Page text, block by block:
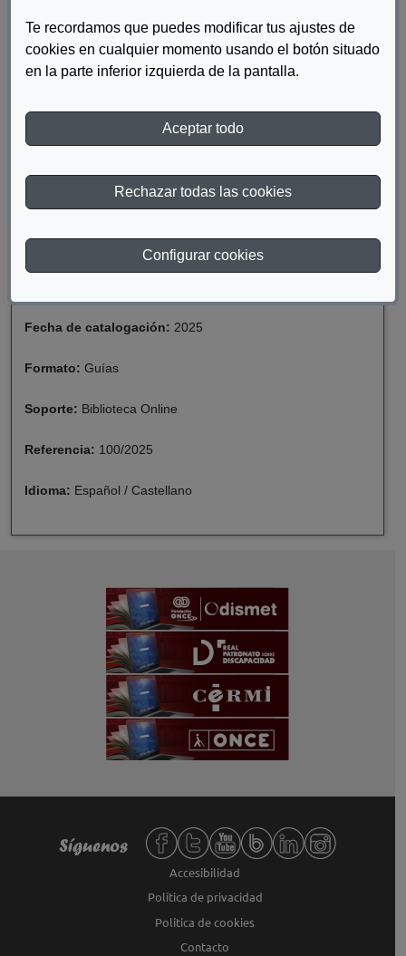
Te recordamos que puedes modificar tus ajustes de
cookies en cualquier momento usando el botón situado
en la parte inferior izquierda de la pantalla.
Aceptar todo
Rechazar todas las cookies
Configurar cookies
Guía de Ayudas Sociales y Servicios para las Familias 2025
(Actualizada a 30 de abril de 2025).
DESCARGAR ARCHIVO
Año de publicación:
Fecha de catalogación: 2025
Formato: Guías
Soporte: Biblioteca Online
Referencia: 100/2025
Idioma: Español / Castellano
Redes sociales de Fundación ONCE,
Síguenos
Accesibilidad
Política de privacidad
Política de cookies
Contacto